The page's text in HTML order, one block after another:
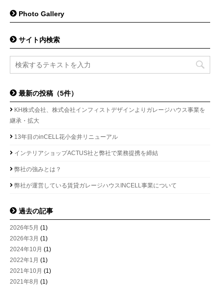
Photo Gallery
サイト内検索
最新の投稿（5件）
KH株式会社、株式会社インフィストデザインよりガレージハウス事業を
継承・拡大
13年目のinCELL花小金井リニューアル
インテリアショップACTUS社と弊社で業務提携を締結
弊社の強みとは？
弊社が運営している賃貸ガレージハウスINCELL事業について
過去の記事
2026年5月 (1)
2026年3月 (1)
2024年10月 (1)
2022年1月 (1)
2021年10月 (1)
2021年8月 (1)